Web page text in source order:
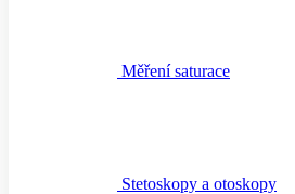
Měření saturace
Stetoskopy a otoskopy